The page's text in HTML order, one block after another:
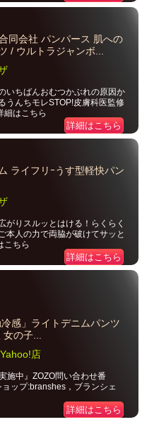
同会社 パンパース 肌への
/ ウルトラジャンボ...
いちばんおむつかぶれの原因か
うんちモレSTOP!皮膚科医監修
細はこちら
詳細はこちら
ライフリｰうす型軽快パン
がりスルッとはける！らくらく
本人の力で両脇が破けてサッと
こちら
詳細はこちら
感」ライトデニムパンツ
の子...
店
施中』ZOZO問い合わせ番
ップ:branshes，ブランシェ
詳細はこちら